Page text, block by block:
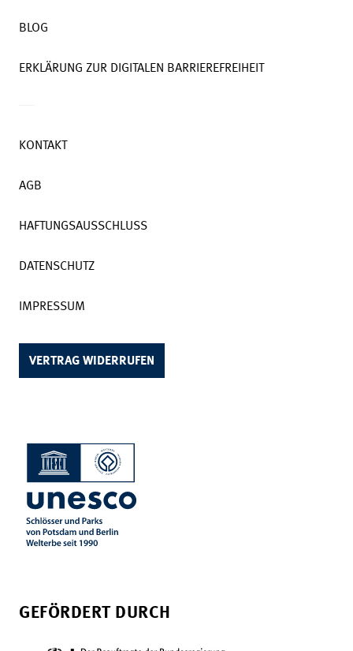
BLOG
ERKLÄRUNG ZUR DIGITALEN BARRIEREFREIHEIT
KONTAKT
AGB
HAFTUNGSAUSSCHLUSS
DATENSCHUTZ
IMPRESSUM
VERTRAG WIDERRUFEN
GEFÖRDERT DURCH